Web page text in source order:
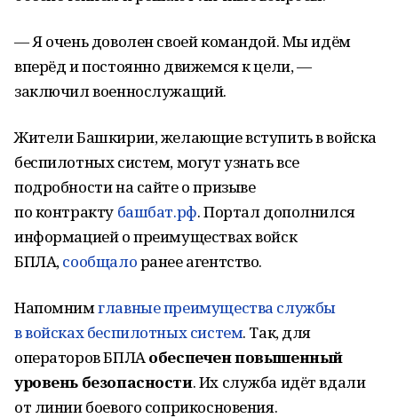
— Я очень доволен своей командой. Мы идём
вперёд и постоянно движемся к цели, —
заключил военнослужащий.
Жители Башкирии, желающие вступить в войска
беспилотных систем, могут узнать все
подробности на сайте о призыве
по контракту башбат.рф. Портал дополнился
информацией о преимуществах войск
БПЛА,сообщалоранее агентство.
Напомнимглавные преимущества службы
в войсках беспилотных систем. Так, для
операторов БПЛАобеспечен повышенный
уровень безопасности. Их служба идёт вдали
от линии боевого соприкосновения.